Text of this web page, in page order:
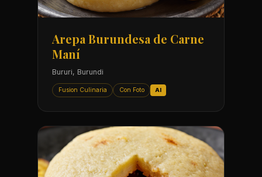
Arepa Burundesa de Carne
Maní
Bururi, Burundi
Fusion Culinaria Con Foto AI